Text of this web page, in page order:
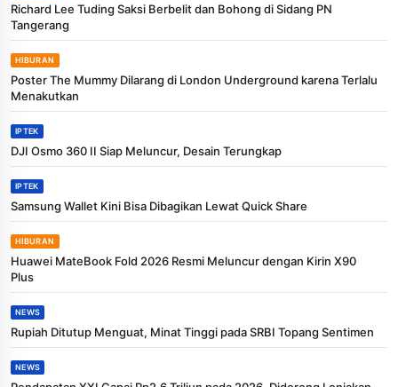
Richard Lee Tuding Saksi Berbelit dan Bohong di Sidang PN
Tangerang
HIBURAN
Poster The Mummy Dilarang di London Underground karena Terlalu
Menakutkan
IPTEK
DJI Osmo 360 II Siap Meluncur, Desain Terungkap
IPTEK
Samsung Wallet Kini Bisa Dibagikan Lewat Quick Share
HIBURAN
Huawei MateBook Fold 2026 Resmi Meluncur dengan Kirin X90
Plus
NEWS
Rupiah Ditutup Menguat, Minat Tinggi pada SRBI Topang Sentimen
NEWS